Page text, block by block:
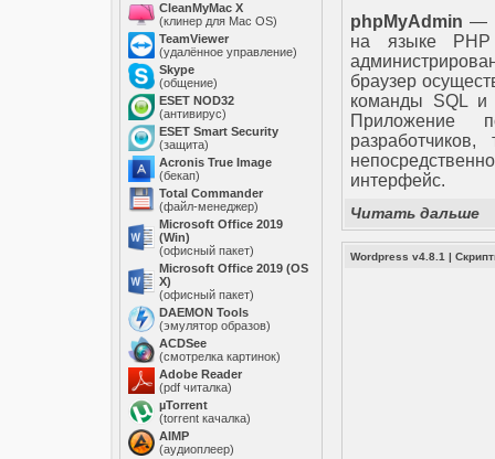
CleanMyMac X
(клинер для Mac OS)
TeamViewer
(удалённое управление)
Skype
(общение)
ESET NOD32
(антивирус)
ESET Smart Security
(защита)
Acronis True Image
(бекап)
Total Commander
(файл-менеджер)
Microsoft Office 2019
(Win)
(офисный пакет)
Microsoft Office 2019 (OS
X)
(офисный пакет)
DAEMON Tools
(эмулятор образов)
ACDSee
(смотрелка картинок)
Adobe Reader
(pdf читалка)
µTorrent
(torrent качалка)
AIMP
(аудиоплеер)
phpMyAdmin —
на языке PHP
браузер
команды SQL и
Приложение
интерфейс.
Читать дальше
Wordpress v4.8.1 |